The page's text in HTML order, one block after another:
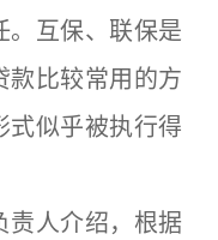
。互保、联保是
款比较常用的方
式似乎被执行得
责人介绍，根据